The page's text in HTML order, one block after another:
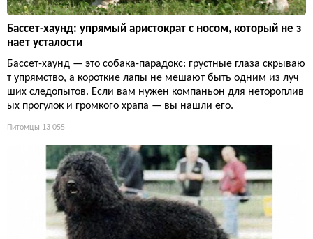
Бассет-хаунд: упрямый аристократ с носом, который не з
нает усталости
Бассет-хаунд — это собака-парадокс: грустные глаза скрываю
т упрямство, а короткие лапы не мешают быть одним из луч
ших следопытов. Если вам нужен компаньон для нетороплив
ых прогулок и громкого храпа — вы нашли его.
Питомцы 13 055